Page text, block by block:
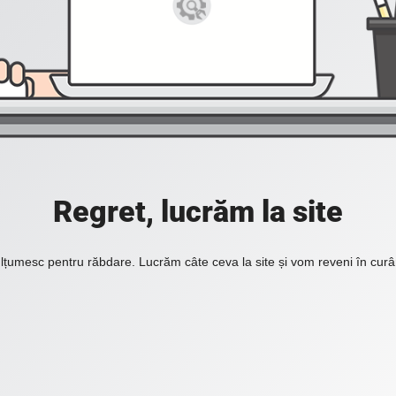
Regret, lucrăm la site
pentru răbdare. Lucrăm câte ceva la site și vom reveni în